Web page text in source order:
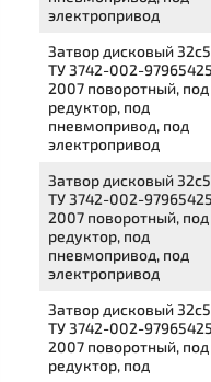
электропривод
Затвор дисковый
ТУ 3742-002-
2007 поворотный, под
редуктор, под
пневмопривод, под
электропривод
Затвор дисковый
ТУ 3742-002-
2007 поворотный, под
редуктор, под
пневмопривод, под
электропривод
Затвор дисковый
ТУ 3742-002-
2007 поворотный, под
редуктор, под